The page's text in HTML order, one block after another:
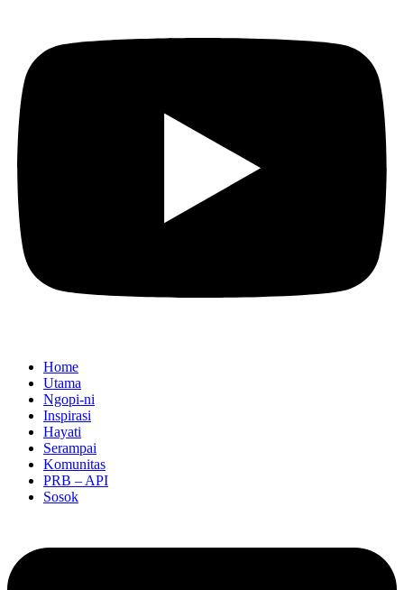
Home
Utama
Ngopi-ni
Inspirasi
Hayati
Serampai
Komunitas
PRB – API
Sosok